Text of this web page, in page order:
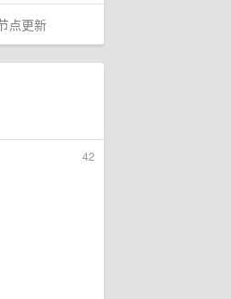
点更新
42